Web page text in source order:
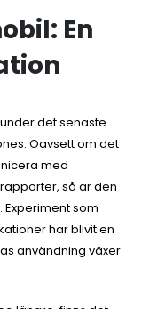
En
det senaste
Oavsett om det
med
så är den
som
har blivit en
användning växer